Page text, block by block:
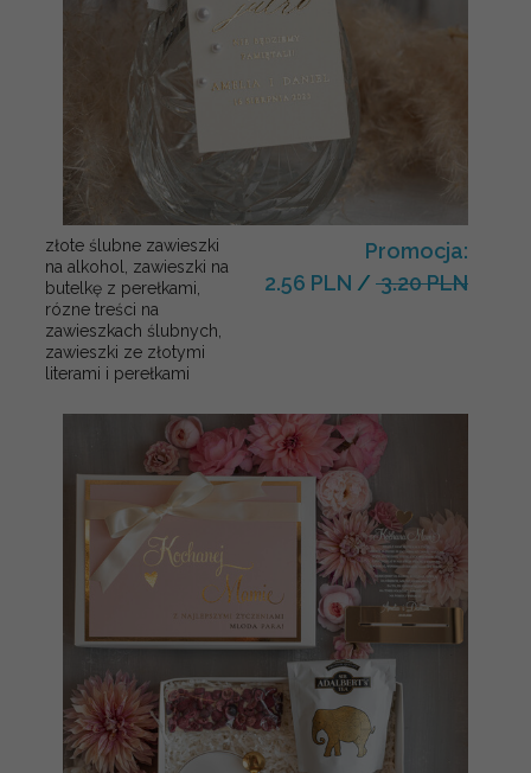
złote ślubne zawieszki
na alkohol, zawieszki na
butelkę z perełkami,
rózne treści na
zawieszkach ślubnych,
zawieszki ze złotymi
literami i perełkami
Promocja:
2.56 PLN / 3.20 PLN